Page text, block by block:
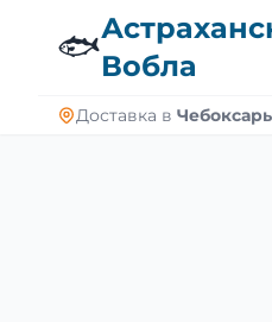
🐟Вобла
Доставка в